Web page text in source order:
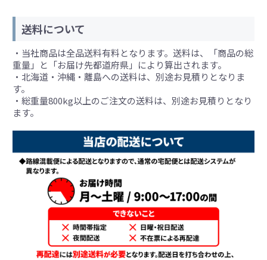
送料について
・当社商品は全品送料有料となります。送料は、「商品の総
重量」と「お届け先都道府県」により算出されます。
・北海道・沖縄・離島への送料は、別途お見積りとなりま
す。
・総重量800kg以上のご注文の送料は、別途お見積りとなり
ます。